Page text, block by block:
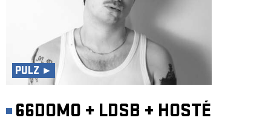
PULZ ►
66DOMO + LDSB + HOSTÉ